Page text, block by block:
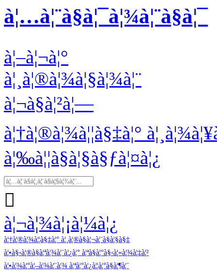
à¦…à¦¨à§à¦¯à¦¾à¦¨à§à¦¯
à¦–à¦¬à¦°
à¦¸à¦®à¦¾à¦§à¦¾à¦¨
à¦¬à§à¦²à¦—
à¦†à¦®à¦¾à¦¦à§‡à¦°
à¦‰à¦¦à§à¦§à§ƒà¦¤à¦¿

à¦¬à¦¾à¦¡à¦¼à¦¿
à¦†à¦®à¦¾à¦¦à§‡à¦° à¦¸à¦®à§à¦¬à¦¨à§à¦§à§‡
à¦•à§‹à¦®à§à¦ªà¦¾à¦¨à¦¿à¦° à¦ªà§à¦°à§‹à¦«à¦¾à¦‡à¦²
à¦•à¦¾à¦°à¦–à¦¾à¦¨à¦¾ à¦ªà¦°à¦¿à¦¦à¦°à§à¦¶à¦¨